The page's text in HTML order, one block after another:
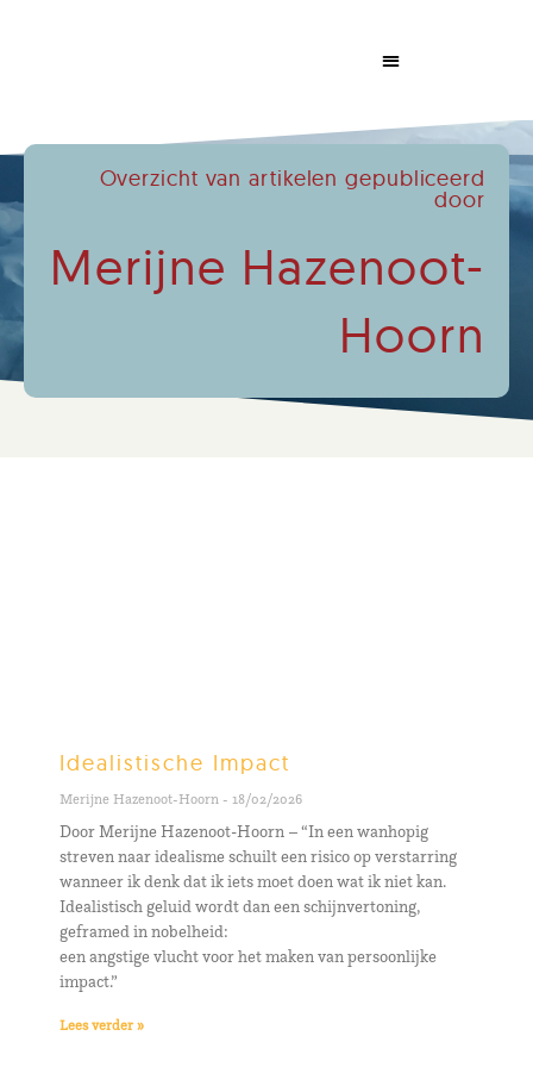
Overzicht van artikelen gepubliceerd
door
Merijne Hazenoot-
Hoorn
Idealistische Impact
Merijne Hazenoot-Hoorn 18/02/2026
Door Merijne Hazenoot-Hoorn – “In een wanhopig
streven naar idealisme schuilt een risico op verstarring
wanneer ik denk dat ik iets moet doen wat ik niet kan.
Idealistisch geluid wordt dan een schijnvertoning,
geframed in nobelheid:
een angstige vlucht voor het maken van persoonlijke
impact.”
Lees verder »